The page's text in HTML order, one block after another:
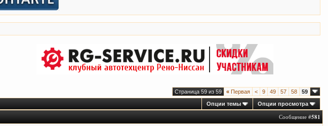
Страница 59 из 59 « Первая < 9 49 57 58
59
Опции темы
Опции просмотра
Сообщение #581